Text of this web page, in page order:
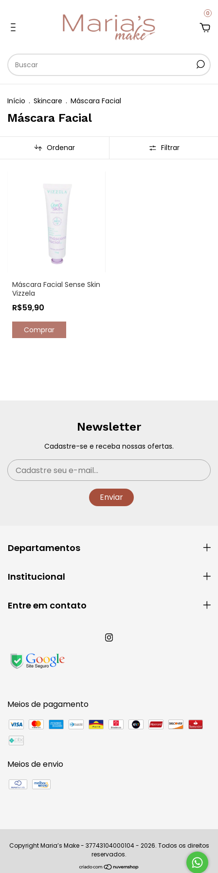
0
Início . Skincare . Máscara Facial
Máscara Facial
Ordenar Filtrar
Máscara Facial Sense Skin
Vizzela
R$59,90
Newsletter
Cadastre-se e receba nossas ofertas.
Departamentos
Institucional
Entre em contato
Meios de pagamento
Meios de envio
Copyright Maria’s Make - 37743104000104 - 2026. Todos os direitos
reservados.